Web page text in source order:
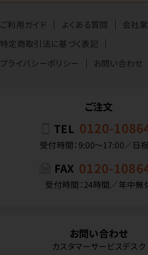
ご利用ガイド よくある質問
会社
特定商取引法に基づく表記
プライバシーポリシー
お問い合わせ
ご注文
TEL 0120-
受付時間：9:00〜17:00／日
FAX 0120-
受付時間：24時間／年中無
お問い合わせ
カスタマーサービスデスク